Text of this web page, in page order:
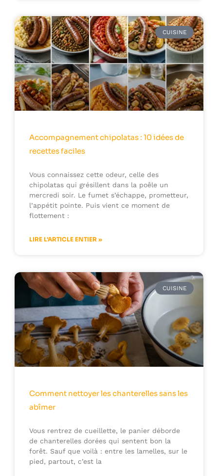
CUISINE
Accompagnement chipolatas : 10 idées de
recettes faciles
Vous connaissez cette odeur, celle des
chipolatas qui grésillent dans la poêle un
mercredi soir. Le fumet s’échappe, prometteur,
l’appétit pointe. Puis vient ce moment de
flottement :
LIRE L'ARTICLE ENTIER »
CUISINE
Comment nettoyer les chanterelles sans les
abîmer
Vous rentrez de cueillette, le panier déborde
de chanterelles dorées qui sentent bon la
forêt. Sauf que voilà : entre les lamelles, sur le
pied, partout, c’est la